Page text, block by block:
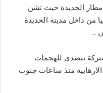
وكيلو 16 وخلف مطار الحديدة حيث تشن
من داخل مدينة الحديدة
..
تتصدى للهجمات
الارهابية منذ ساعات جنوب